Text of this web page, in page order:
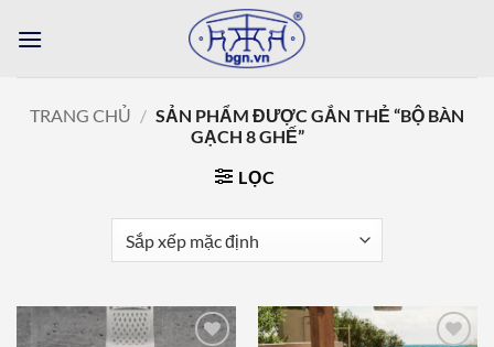
qua
TRANG CHỦ / SẢN PHẨM ĐƯỢC GẮN THẺ “BỘ BÀN
GẠCH 8 GHẾ”
LỌC